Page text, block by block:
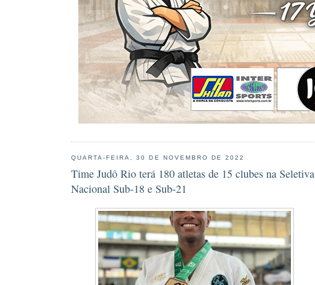
QUARTA-FEIRA, 30 DE NOVEMBRO DE 2022
Time Judô Rio terá 180 atletas de 15 clubes na Seletiva
Nacional Sub-18 e Sub-21